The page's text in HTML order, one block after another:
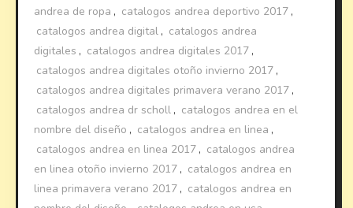
andrea de ropa , catalogos andrea deportivo 2017 ,
catalogos andrea digital , catalogos andrea
digitales , catalogos andrea digitales 2017 ,
catalogos andrea digitales otoño invierno 2017 ,
catalogos andrea digitales primavera verano 2017 ,
catalogos andrea dr scholl , catalogos andrea en el
nombre del diseño , catalogos andrea en linea ,
catalogos andrea en linea 2017 , catalogos andrea
en linea otoño invierno 2017 , catalogos andrea en
linea primavera verano 2017 , catalogos andrea en